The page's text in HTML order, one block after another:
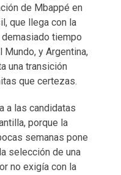
de Mbappé en
que llega con la
tiempo
y Argentina,
una transición
que certezas.
a las candidatas
porque la
semanas pone
selección de una
no exigía con la